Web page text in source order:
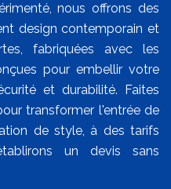
nous offrons des
design contemporain et
fabriquées avec les
pour embellir votre
et durabilité. Faites
transformer l'entrée de
de style, à des tarifs
un devis sans